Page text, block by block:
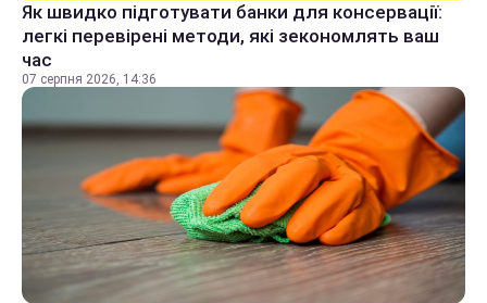
Як швидко підготувати банки для консервації:
легкі перевірені методи, які зекономлять ваш
час
07 серпня 2026, 14:36